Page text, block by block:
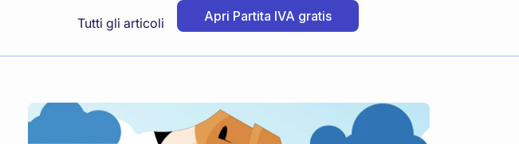
Tutti gli articoli Apri Partita IVA gratis